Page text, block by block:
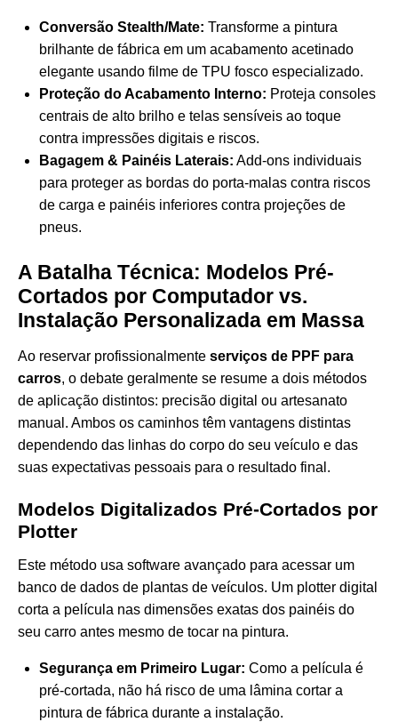
Conversão Stealth/Mate: Transforme a pintura
brilhante de fábrica em um acabamento acetinado
elegante usando filme de TPU fosco especializado.
Proteção do Acabamento Interno: Proteja consoles
centrais de alto brilho e telas sensíveis ao toque
contra impressões digitais e riscos.
Bagagem & Painéis Laterais: Add-ons individuais
para proteger as bordas do porta-malas contra riscos
de carga e painéis inferiores contra projeções de
pneus.
A Batalha Técnica: Modelos Pré-
Cortados por Computador vs.
Instalação Personalizada em Massa
Ao reservar profissionalmente serviços de PPF para
carros, o debate geralmente se resume a dois métodos
de aplicação distintos: precisão digital ou artesanato
manual. Ambos os caminhos têm vantagens distintas
dependendo das linhas do corpo do seu veículo e das
suas expectativas pessoais para o resultado final.
Modelos Digitalizados Pré-Cortados por
Plotter
Este método usa software avançado para acessar um
banco de dados de plantas de veículos. Um plotter digital
corta a película nas dimensões exatas dos painéis do
seu carro antes mesmo de tocar na pintura.
Segurança em Primeiro Lugar: Como a película é
pré-cortada, não há risco de uma lâmina cortar a
pintura de fábrica durante a instalação.